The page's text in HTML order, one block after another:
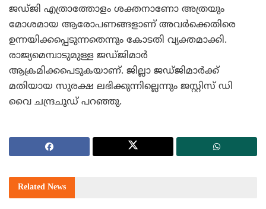
ജഡ്ജി എത്രാത്തോളം ശക്തനാണോ അത്രയും
മോശമായ ആരോപണങ്ങളാണ് അവര്‍ക്കെതിരെ
ഉന്നയിക്കപ്പെടുന്നതെന്നും കോടതി വ്യക്തമാക്കി.
രാജ്യമെമ്പാടുമുള്ള ജഡ്ജിമാര്‍
ആക്രമിക്കപെടുകയാണ്. ജില്ലാ ജഡ്ജിമാര്‍ക്ക്
മതിയായ സുരക്ഷ ലഭിക്കുന്നില്ലെന്നും ജസ്റ്റിസ് ഡി
വൈ ചന്ദ്രചൂഡ് പറഞ്ഞു.
Related News